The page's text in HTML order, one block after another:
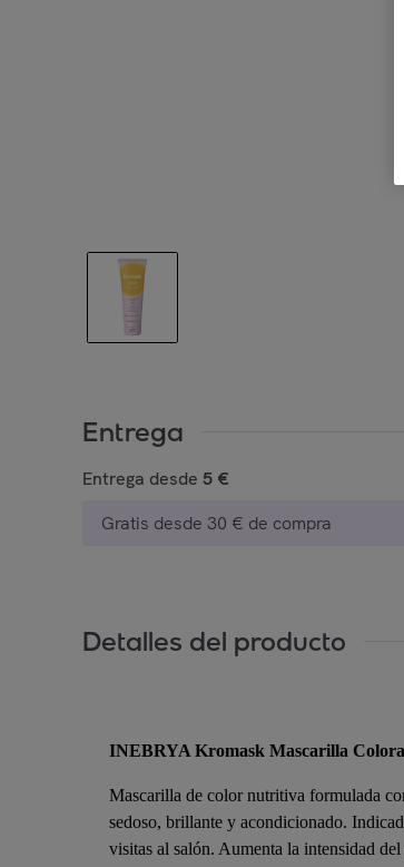
Entrega
Entrega desde 5 €
Gratis desde 30 € de compra
Detalles del producto
INEBRYA Kromask Mascarilla
Mascarilla de color nutritiva formulada
sedoso, brillante y acondicionado.
visitas al salón. Aumenta la intensidad